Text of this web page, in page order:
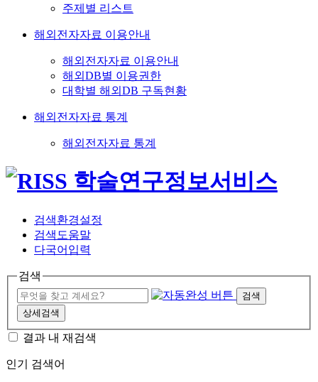
주제별 리스트
해외전자자료 이용안내
해외전자자료 이용안내
해외DB별 이용권한
대학별 해외DB 구독현황
해외전자자료 통계
해외전자자료 통계
검색환경설정
검색도움말
다국어입력
검색
검색
상세검색
결과 내 재검색
인기 검색어